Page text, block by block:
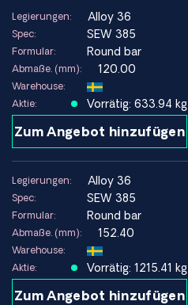
Legierungen: alloy 36
Spec: SEW 385
Formular: Round bar
Abmaße. (mm): 120.00
Warehouse:
Aktie:
Vorrätig: 633.94 kg
Zum Angebot hinzufügen
Legierungen: alloy 36
Spec: SEW 385
Formular: Round bar
Abmaße. (mm): 152.40
Warehouse:
Aktie:
Vorrätig: 1215.41 kg
Zum Angebot hinzufügen